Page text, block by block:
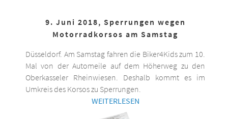
9. Juni 2018, Sperrungen wegen
Motorradkorsos am Samstag
Düsseldorf. Am Samstag fahren die Biker4Kids zum 10.
Mal von der Automeile auf dem Höherweg zu den
Oberkasseler Rheinwiesen. Deshalb kommt es im
Umkreis des Korsos zu Sperrungen.
WEITERLESEN